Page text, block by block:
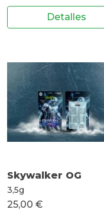
Detalles
Skywalker OG
3,5g
25,00 €